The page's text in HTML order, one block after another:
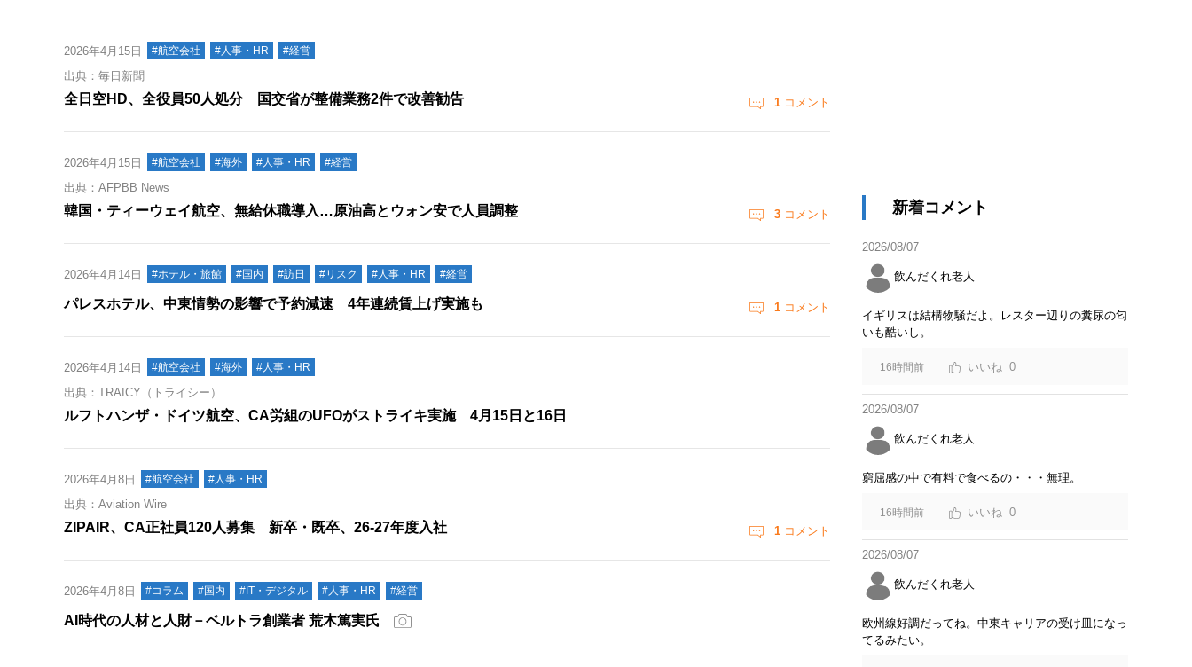
2026年4月15日 #航空会社 #人事・HR #経営
出典：毎日新聞
全日空HD、全役員50人処分 国交省が整備業務2件で改善勧告 1 コメント
2026年4月15日 #航空会社 #海外 #人事・HR #経営
出典：AFPBB News
韓国・ティーウェイ航空、無給休職導入…原油高とウォン安で人員調整 3 コメント
2026年4月14日 #ホテル・旅館 #国内 #訪日 #リスク #人事・HR #経営
パレスホテル、中東情勢の影響で予約減速 4年連続賃上げ実施も 1 コメント
2026年4月14日 #航空会社 #海外 #人事・HR
出典：TRAICY（トライシー）
ルフトハンザ・ドイツ航空、CA労組のUFOがストライキ実施 4月15日と16日
2026年4月8日 #航空会社 #人事・HR
出典：Aviation Wire
ZIPAIR、CA正社員120人募集 新卒・既卒、26-27年度入社 1 コメント
2026年4月8日 #コラム #国内 #IT・デジタル #人事・HR #経営
AI時代の人材と人財－ベルトラ創業者 荒木篤実氏
新着コメント
2026/08/07
飲んだくれ老人
イギリスは結構物騒だよ。レスター辺りの糞尿の匂
いも酷いし。
16時間前 0
2026/08/07
飲んだくれ老人
窮屈感の中で有料で食べるの・・・無理。
16時間前 0
2026/08/07
飲んだくれ老人
欧州線好調だってね。中東キャリアの受け皿になっ
てるみたい。